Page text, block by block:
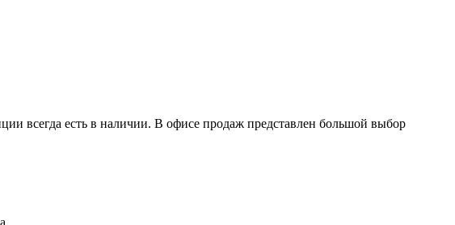
всегда есть в наличии. В офисе продаж представлен большой выбор